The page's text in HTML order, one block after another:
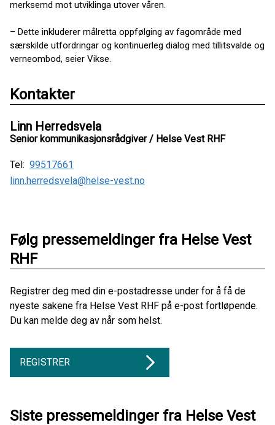
merksemd mot utviklinga utover våren.
– Dette inkluderer målretta oppfølging av fagområde med
særskilde utfordringar og kontinuerleg dialog med tillitsvalde og
verneombod, seier Vikse.
Kontakter
Linn Herredsvela
Senior kommunikasjonsrådgiver / Helse Vest RHF
Tel: 99517661
linn.herredsvela@helse-vest.no
Følg pressemeldinger fra Helse Vest
RHF
Registrer deg med din e-postadresse under for å få de
nyeste sakene fra Helse Vest RHF på e-post fortløpende.
Du kan melde deg av når som helst.
REGISTRER
Siste pressemeldinger fra Helse Vest